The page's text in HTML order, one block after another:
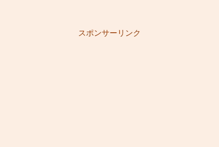
スポンサーリンク